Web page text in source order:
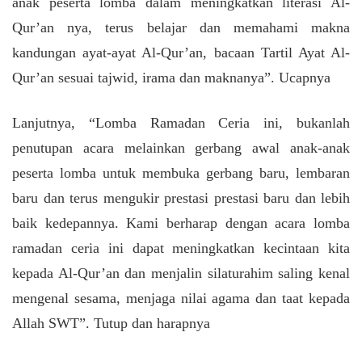
Qur’an nya, terus belajar dan memahami makna
kandungan ayat-ayat Al-Qur’an, bacaan Tartil Ayat Al-
Qur’an sesuai tajwid, irama dan maknanya”. Ucapnya
Lanjutnya, “Lomba Ramadan Ceria ini, bukanlah
penutupan acara melainkan gerbang awal anak-anak
peserta lomba untuk membuka gerbang baru, lembaran
baru dan terus mengukir prestasi prestasi baru dan lebih
baik kedepannya. Kami berharap dengan acara lomba
ramadan ceria ini dapat meningkatkan kecintaan kita
kepada Al-Qur’an dan menjalin silaturahim saling kenal
mengenal sesama, menjaga nilai agama dan taat kepada
Allah SWT”. Tutup dan harapnya